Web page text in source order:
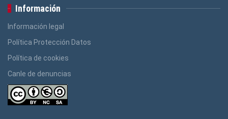
Información
Información legal
Política Protección Datos
Política de cookies
Canle de denuncias